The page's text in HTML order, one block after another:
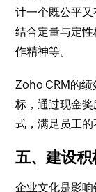
计一个既公平
结合定量与定
作精神等。
Zoho CRM的绩
标，通过现金
式，满足员工的
五、建设
企业文化是影